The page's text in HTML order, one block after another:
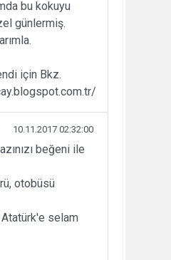
bu kokuyu
günlermiş.
için Bkz.
10.11.2017 02:32:00
beğeni ile
otobüsü
selam